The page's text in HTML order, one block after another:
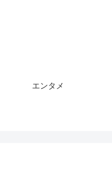
エンタメ